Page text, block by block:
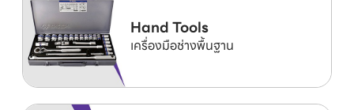
Hand Tools
เครื่องมือช่างพื้นฐาน